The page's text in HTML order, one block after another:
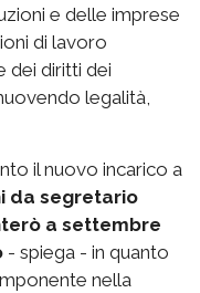
e delle imprese
di lavoro
dei diritti dei
legalità,
il nuovo incarico a
da segretario
a settembre
- spiega - in quanto
nella